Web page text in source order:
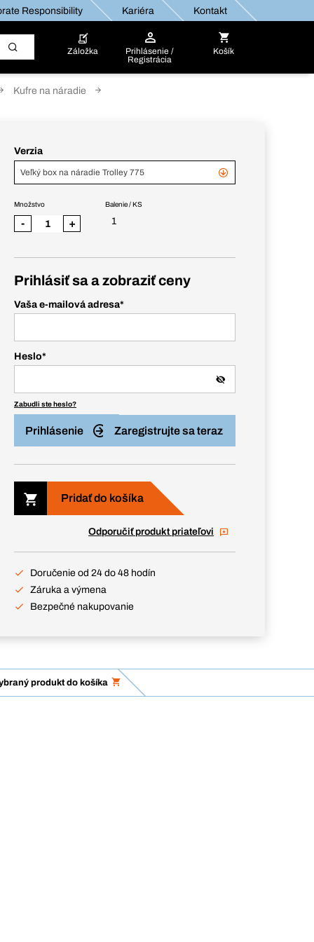
Responsibility Kariéra Kontakt
Záložka
Prihlásenie /
Registrácia
Košík
Kufre na náradie
Verzia
Veľký box na náradie Trolley 775
Balenie / KS
1
Množstvo
- +
Prihlásiť sa a zobraziť ceny
Vaša e-mailová adresa*
Heslo*
Zabudli ste heslo?
Prihlásenie Zaregistrujte sa teraz
Pridať do košíka
Odporučiť produkt priateľovi
Doručenie od 24 do 48 hodín
Záruka a výmena
Bezpečné nakupovanie
produkt do košíka